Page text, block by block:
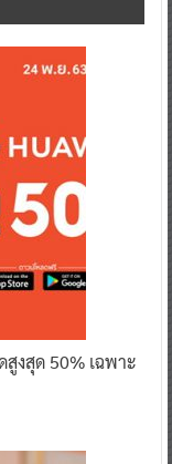
งสุด 50% เฉพาะ